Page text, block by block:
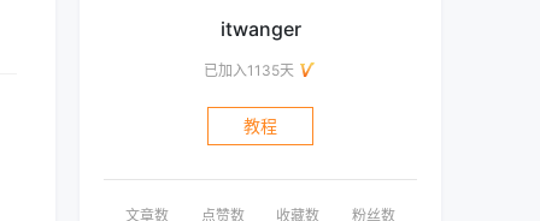
itwanger
已加入1135天
教程
文章数 点赞数 收藏数 粉丝数